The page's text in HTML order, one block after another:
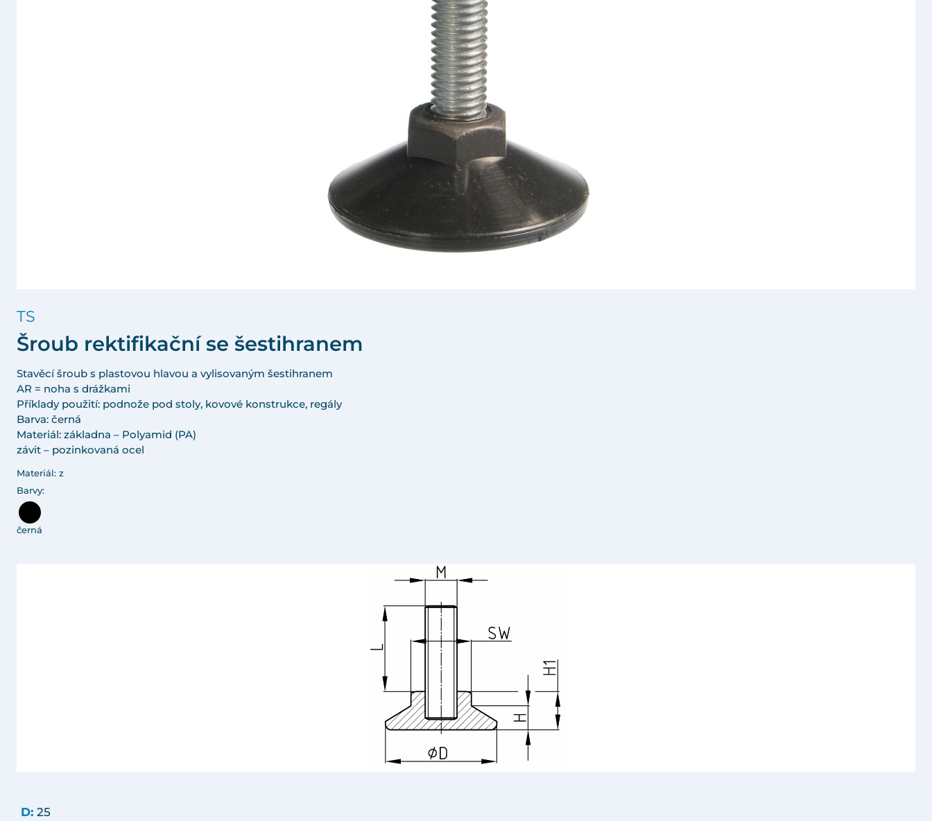
TS
Šroub rektifikační se šestihranem
Stavěcí šroub s plastovou hlavou a vylisovaným šestihranem
AR = noha s drážkami
Příklady použití: podnože pod stoly, kovové konstrukce, regály
Barva: černá
Materiál: základna – Polyamid (PA)
závit – pozinkovaná ocel
Materiál: z
Barvy:
černá
D: 25